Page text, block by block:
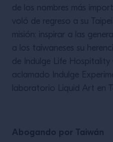
de los nombres más
voló de regreso a su
misión: inspirar a las
a los taiwaneses su
de Indulge Life Hospitality
aclamado Indulge
laboratorio Liquid Art en
Abogando por Taiwán